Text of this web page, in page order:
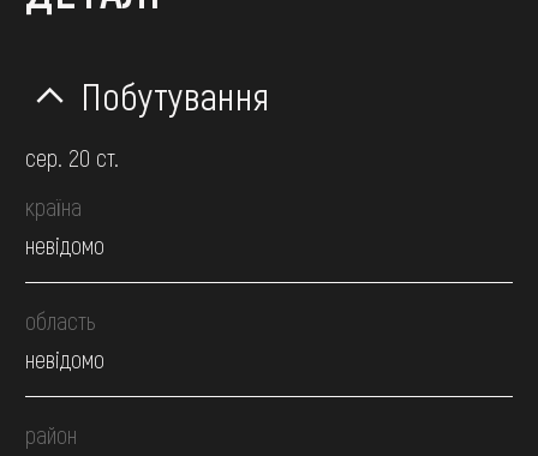
Побутування
сер. 20 ст.
країна
невідомо
область
невідомо
район